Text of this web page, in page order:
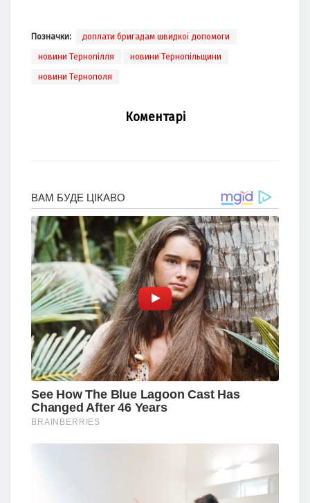
Позначки: доплати бригадам швидкої допомоги
новини Тернопілля новини Тернопільщини
новини Тернополя
Коментарі